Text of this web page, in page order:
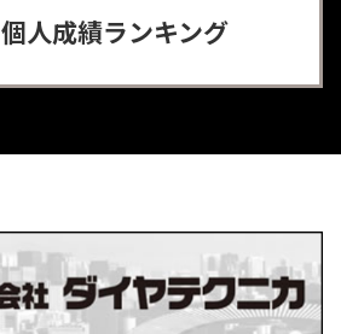
個人成績ランキング